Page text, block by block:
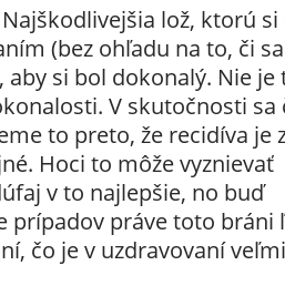
lož, ktorú si
(bez ohľadu na to, či sa
aby si bol dokonalý. Nie je
V skutočnosti sa
to preto, že recidíva je
Hoci to môže vyznievať
v to najlepšie, no buď
prípadov práve toto bráni
čo je v uzdravovaní veľmi